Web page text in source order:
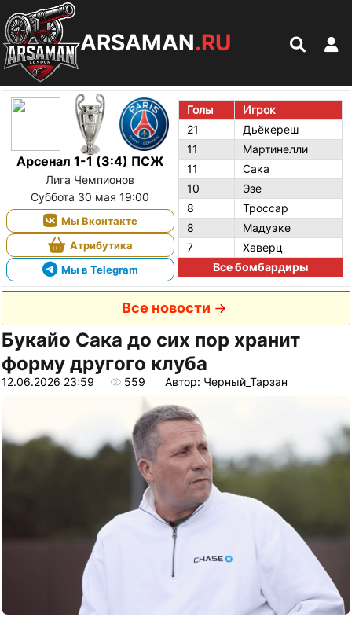
ARSAMAN.RU
Арсенал 1-1 (3:4) ПСЖ
Лига Чемпионов
Суббота 30 мая 19:00
Мы Вконтакте
Атрибутика
Мы в Telegram
Голы
Игрок
21
Дьёкереш
11
Мартинелли
11
Сака
10
Эзе
8
Троссар
8
Мадуэке
7
Хаверц
Все бомбардиры
Все новости
Букайо Сака до сих пор хранит
форму другого клуба
12.06.2026 23:59 559 Автор: Черный_Тарзан